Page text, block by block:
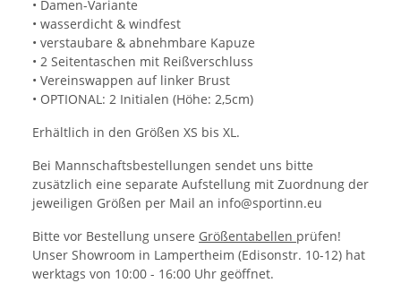
• Damen-Variante
• wasserdicht & windfest
• verstaubare & abnehmbare Kapuze
• 2 Seitentaschen mit Reißverschluss
• Vereinswappen auf linker Brust
• OPTIONAL: 2 Initialen (Höhe: 2,5cm)
Erhältlich in den Größen XS bis XL.
Bei Mannschaftsbestellungen sendet uns bitte
zusätzlich eine separate Aufstellung mit Zuordnung der
jeweiligen Größen per Mail an info@sportinn.eu
Bitte vor Bestellung unsere Größentabellen prüfen!
Unser Showroom in Lampertheim (Edisonstr. 10-12) hat
werktags von 10:00 - 16:00 Uhr geöffnet.